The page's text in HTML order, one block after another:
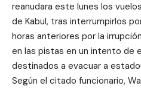
reanudara este lunes los
de Kabul, tras interrumpirlos
horas anteriores por la
en las pistas en un intento de
destinados a evacuar a
Según el citado funcionario,